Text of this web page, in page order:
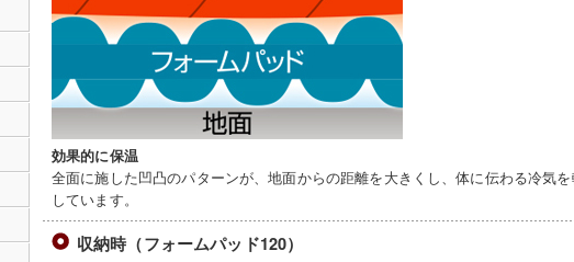
効果的に保温
全面に施した凹凸のパターンが、地面からの距離を大きくし、体に伝わる冷気
しています。
収納時（フォームパッド120）